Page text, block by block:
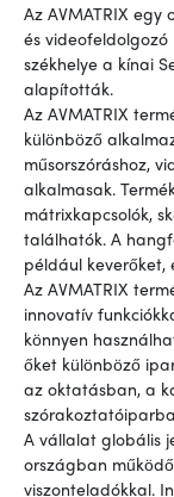
Az AVMATRIX
és
székhelye a kínai
alapították.
Az AVMATRIX
különböző
műsorszóráshoz,
alkalmasak.
mátrixkapcsolók,
találhatók. A
például keverőket,
Az AVMATRIX
innovatív
könnyen
őket különböző
az oktatásban, a
A vállalat globális
országban
viszonteladókkal.